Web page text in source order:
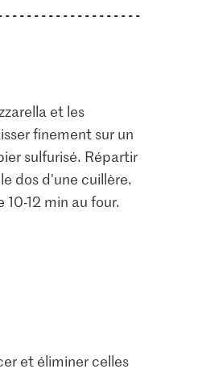
et les
finement sur un
sulfurisé. Répartir
dos d'une cuillère.
12 min au four.
et éliminer celles